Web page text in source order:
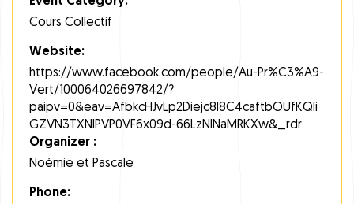
Cours Collectif
Website:
https://www.facebook.com/people/Au-Pr%C3%A9-
Vert/100064026697842/?
paipv=0&eav=AfbkcHJvLp2Diejc8l8C4caftbOUfKQIi
GZVN3TXNlPVP0VF6x09d-66LzNlNaMRKXw&_rdr
Organizer :
Noémie et Pascale
Phone: